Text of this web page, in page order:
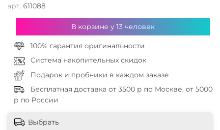
арт. 611088
В корзине у13 человек
100% гарантия оригинальности
Система накопительных скидок
Подарок и пробники в каждом заказе
Бесплатная доставка от 3500 р по Москве, от 5000
р по России
Выбрать